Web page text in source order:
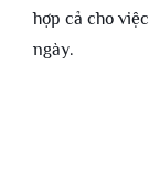
hợp cả cho
ngày.